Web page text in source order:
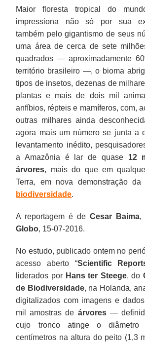
Maior floresta tropical do
impressiona não só por sua
também pelo gigantismo de seus
uma área de cerca de sete
quadrados — aproximadamente
território brasileiro —, o bioma
tipos de insetos, dezenas de
plantas e mais de dois mil
anfíbios, répteis e mamíferos, com,
outras milhares ainda
agora mais um número se junta a
levantamento inédito,
a Amazônia é lar de quase 12
árvores, mais do que em
Terra, em nova demonstração
biodiversidade.
A reportagem é de Cesar Baima,
Globo, 15-07-2016.
No estudo, publicado ontem no
acesso aberto “Scientific
liderados por Hans ter Steege, do
de Biodiversidade, na Holanda,
digitalizados com imagens e
mil amostras de árvores—
cujo tronco atinge o
centímetros na altura do peito (1,3